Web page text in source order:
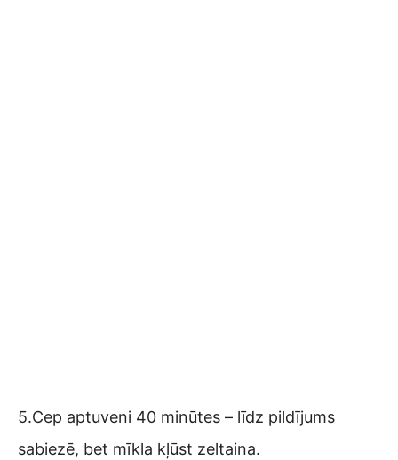
5.Cep aptuveni 40 minūtes – līdz pildījums
sabiezē, bet mīkla kļūst zeltaina.